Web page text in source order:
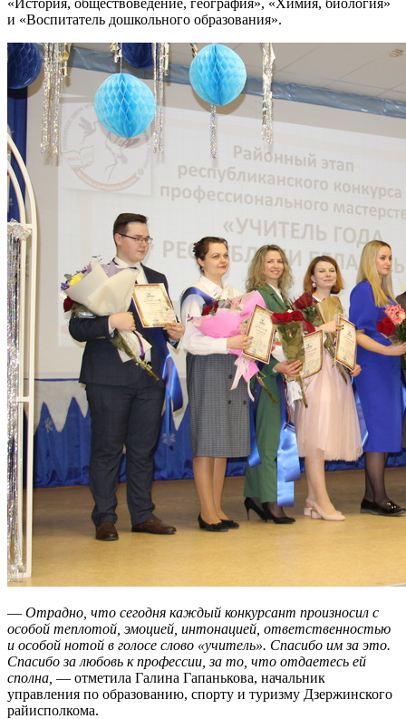
и «Воспитатель дошкольного образования».
— Отрадно, что сегодня каждый конкурсант произносил с
особой теплотой, эмоцией, интонацией, ответственностью
и особой нотой в голосе слово «учитель». Спасибо им за это.
Спасибо за любовь к профессии, за то, что отдаетесь ей
сполна, — отметила Галина Гапанькова, начальник
управления по образованию, спорту и туризму Дзержинского
райисполкома.